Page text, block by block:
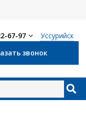
Уссурийск
звонок
67-97